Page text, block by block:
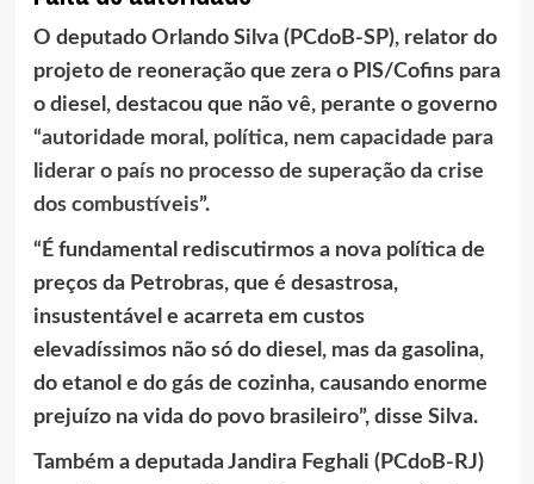
O deputado Orlando Silva (PCdoB-SP), relator do
projeto de reoneração que zera o PIS/Cofins para
o diesel, destacou que não vê, perante o governo
“autoridade moral, política, nem capacidade para
liderar o país no processo de superação da crise
dos combustíveis”.
“É fundamental rediscutirmos a nova política de
preços da Petrobras, que é desastrosa,
insustentável e acarreta em custos
elevadíssimos não só do diesel, mas da gasolina,
do etanol e do gás de cozinha, causando enorme
prejuízo na vida do povo brasileiro”, disse Silva.
Também a deputada Jandira Feghali (PCdoB-RJ)